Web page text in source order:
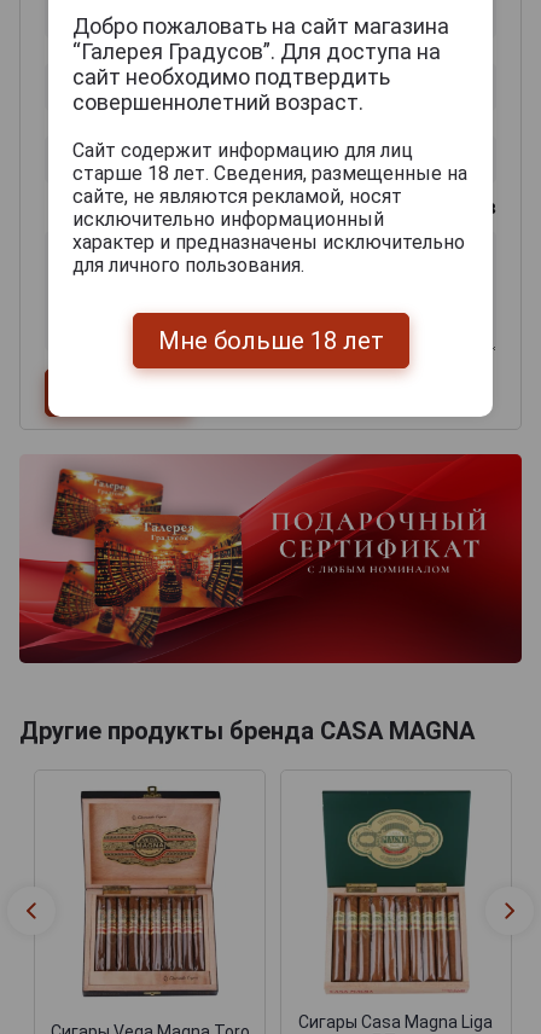
0из 2000 знаков
Другие продукты бренда CASA MAGNA
Сигары Casa Magna Liga
Добро пожаловать на сайт магазина
“Галерея Градусов”. Для доступа на
сайт необходимо подтвердить
совершеннолетний возраст.
Сайт содержит информацию для лиц
старше 18 лет. Сведения, размещенные на
сайте, не являются рекламой, носят
исключительно информационный
характер и предназначены исключительно
для личного пользования.
Мне больше 18 лет